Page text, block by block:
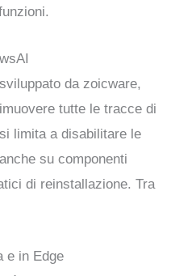
da zoicware,
tutte le tracce di
limita a disabilitare le
su componenti
di reinstallazione. Tra
e in Edge